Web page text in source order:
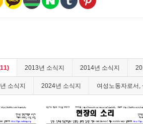
2013년 소식지 2014년 소식지
소식지 2024년 소식지 여성노동자로서,